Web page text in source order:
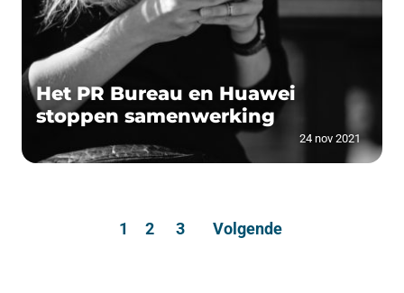
Het PR Bureau en Huawei
stoppen samenwerking
24 nov 2021
1 2 3 Volgende